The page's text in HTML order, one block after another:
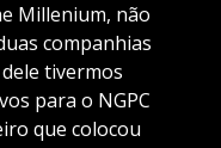
Millenium, não
companhias
tivermos
para o NGPC
que colocou